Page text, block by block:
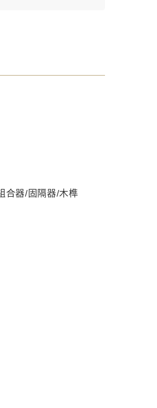
合器/固隔器/木榫